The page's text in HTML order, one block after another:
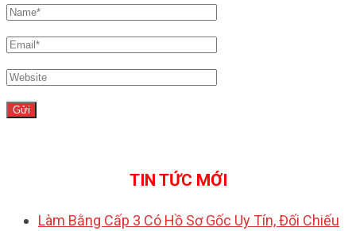
TIN TỨC MỚI
Làm Bằng Cấp 3 Có Hồ Sơ Gốc Uy Tín, Đối Chiếu